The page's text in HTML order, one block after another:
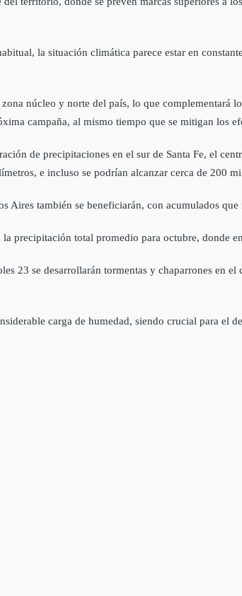
la situación climática parece estar en
núcleo y norte del país, lo que complementará
campaña, al mismo tiempo que se mitigan los
de precipitaciones en el sur de Santa Fe, el
e incluso se podrían alcanzar cerca de 200
Aires también se beneficiarán, con acumulados
precipitación total promedio para octubre, donde
23 se desarrollarán tormentas y chaparrones en
carga de humedad, siendo crucial para el